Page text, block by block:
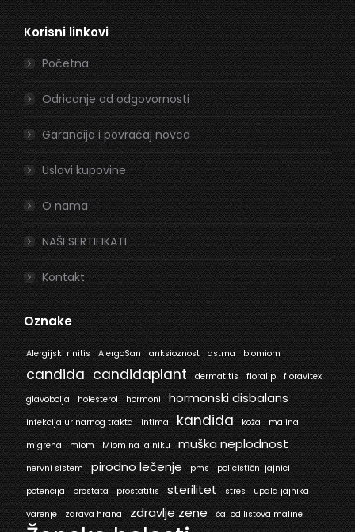
page
opens
in
new
window
page
opens
in
new
window
Korisni linkovi
Početna
Odricanje od odgovornosti
Garancija i povraćaj novca
Uslovi kupovine
O nama
NAŠI SERTIFIKATI
Kontakt
Oznake
Alergijski rinitis AlergoSan anksioznost astma biomiom
candida candidaplant dermatitis floralip
floravitex
glavobolja
holesterol hormoni hormonski disbalans
infekcija urinarnog trakta intima kandida koža
malina
migrena
miom Miom na jajniku muška neplodnost
nervni sistem pirodno lečenje pms
policistični jajnici
potencija
prostata prostatitis sterilitet stres
upala jajnika
varenje
zdrava hrana zdravlje zene čaj od listova maline